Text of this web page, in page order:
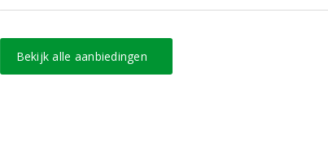
Bekijk alle aanbiedingen